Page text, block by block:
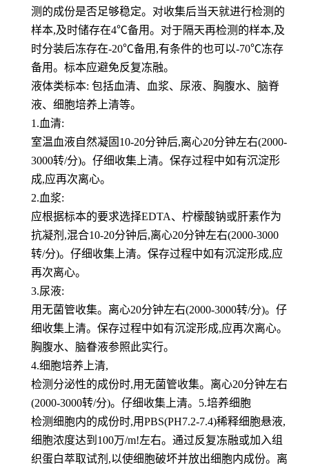
测的成份是否足够稳定。对收集后当天就进行检测的
样本,及时储存在4℃备用。对于隔天再检测的样本,及
时分装后冻存在-20℃备用,有条件的也可以-70℃冻存
备用。标本应避免反复冻融。
液体类标本: 包括血清、血浆、尿液、胸腹水、脑脊
液、细胞培养上清等。
1.血清:
室温血液自然凝固10-20分钟后,离心20分钟左右(2000-
3000转/分)。仔细收集上清。保存过程中如有沉淀形
成,应再次离心。
2.血浆:
应根据标本的要求选择EDTA、柠檬酸钠或肝素作为
抗凝剂,混合10-20分钟后,离心20分钟左右(2000-3000
转/分)。仔细收集上清。保存过程中如有沉淀形成,应
再次离心。
3.尿液:
用无菌管收集。离心20分钟左右(2000-3000转/分)。仔
细收集上清。保存过程中如有沉淀形成,应再次离心。
胸腹水、脑眷液参照此实行。
4.细胞培养上清,
检测分泌性的成份时,用无菌管收集。离心20分钟左右
(2000-3000转/分)。仔细收集上清。5.培养细胞
检测细胞内的成份时,用PBS(PH7.2-7.4)稀释细胞悬液,
细胞浓度达到100万/m!左右。通过反复冻融或加入组
织蛋白萃取试剂,以使细胞破坏并放出细胞内成份。离